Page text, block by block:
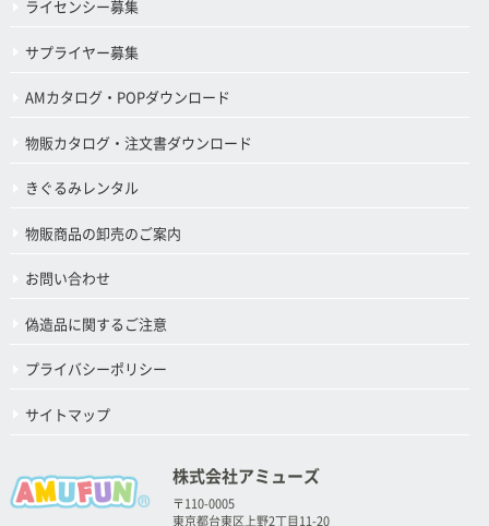
ライセンシー募集
サプライヤー募集
AMカタログ・POPダウンロード
物販カタログ・注文書ダウンロード
きぐるみレンタル
物販商品の卸売のご案内
お問い合わせ
偽造品に関するご注意
プライバシーポリシー
サイトマップ
株式会社アミューズ
〒110-0005
東京都台東区上野2丁目11-20